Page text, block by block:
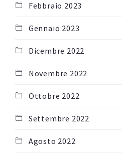
Febbraio 2023
Gennaio 2023
Dicembre 2022
Novembre 2022
Ottobre 2022
Settembre 2022
Agosto 2022